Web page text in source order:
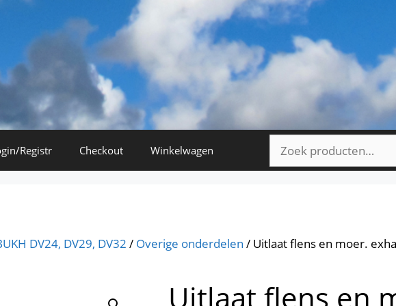
naar:
Registr Checkout Winkelwagen
DV24, DV29, DV32 / Overige onderdelen / Uitlaat flens en moer.
Uitlaat flens en